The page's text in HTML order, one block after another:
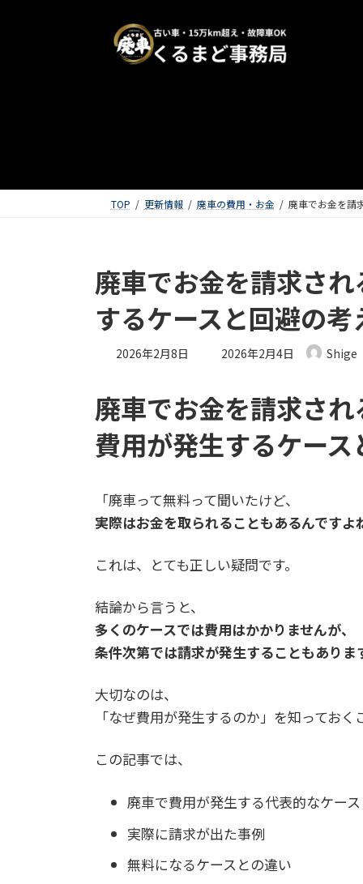
TOP 更新情報 廃車の費用・お金 廃車でお金を請
廃車でお金を請求さ
するケースと回避の考
2026年2月8日 最終更新日時 :
2026年2月4日 Shige
廃車でお金を請求さ
費用が発生するケー
「廃車って無料って聞いたけど、
実際はお金を取られることもあるんですよ
これは、とても正しい疑問です。
結論から言うと、
多くのケースでは費用はかかりませんが、
条件次第では請求が発生することもありま
大切なのは、
「なぜ費用が発生するのか」を知っておく
この記事では、
廃車で費用が発生する代表的なケース
実際に請求が出た事例
無料になるケースとの違い